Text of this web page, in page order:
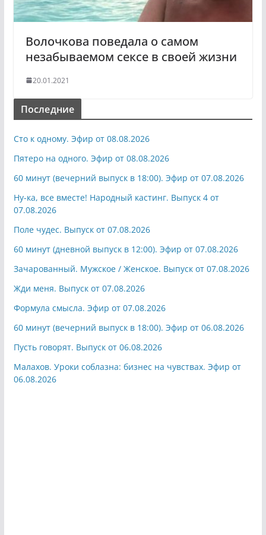
Волочкова поведала о самом
незабываемом сексе в своей жизни
20.01.2021
Последние
Сто к одному. Эфир от 08.08.2026
Пятеро на одного. Эфир от 08.08.2026
60 минут (вечерний выпуск в 18:00). Эфир от 07.08.2026
Ну-ка, все вместе! Народный кастинг. Выпуск 4 от
07.08.2026
Поле чудес. Выпуск от 07.08.2026
60 минут (дневной выпуск в 12:00). Эфир от 07.08.2026
Зачарованный. Мужское / Женское. Выпуск от 07.08.2026
Жди меня. Выпуск от 07.08.2026
Формула смысла. Эфир от 07.08.2026
60 минут (вечерний выпуск в 18:00). Эфир от 06.08.2026
Пусть говорят. Выпуск от 06.08.2026
Малахов. Уроки соблазна: бизнес на чувствах. Эфир от
06.08.2026